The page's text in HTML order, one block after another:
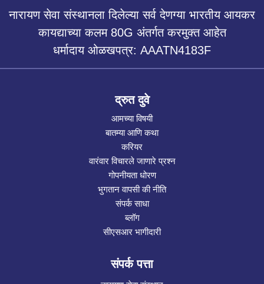
नारायण सेवा संस्थानला दिलेल्या सर्व देणग्या भारतीय आयकर
कायद्याच्या कलम 80G अंतर्गत करमुक्त आहेत
धर्मादाय ओळखपत्र: AAATN4183F
द्रुत दुवे
आमच्या विषयी
बातम्या आणि कथा
करियर
वारंवार विचारले जाणारे प्रश्न
गोपनीयता धोरण
भुगतान वापसी की नीति
संपर्क साधा
ब्लॉग
सीएसआर भागीदारी
संपर्क पत्ता